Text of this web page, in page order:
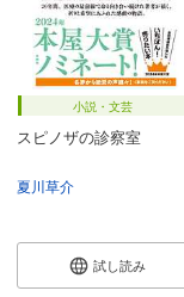
小説・文芸
スピノザの診察室
夏川草介
試し読み